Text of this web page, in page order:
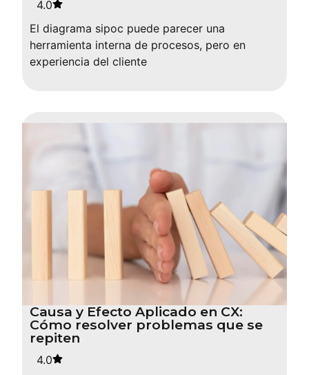
4.0
El diagrama sipoc puede parecer una
herramienta interna de procesos, pero en
experiencia del cliente
Causa y Efecto Aplicado en CX:
Cómo resolver problemas que se
repiten
4.0